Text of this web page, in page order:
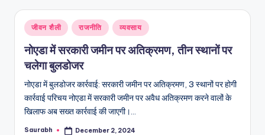
Posted
जीवन शैली राजनीति व्यवसाय
नोएडा में सरकारी जमीन पर अतिक्रमण, तीन स्थानों पर
चलेगा बुलडोजर
नोएडा में बुलडोजर कार्रवाई: सरकारी जमीन पर अतिक्रमण, 3 स्थानों पर होगी
कार्रवाई परिचय नोएडा में सरकारी जमीन पर अवैध अतिक्रमण करने वालों के
खिलाफ अब सख्त कार्रवाई की जाएगी।…
Posted
Saurabh December 2, 2024